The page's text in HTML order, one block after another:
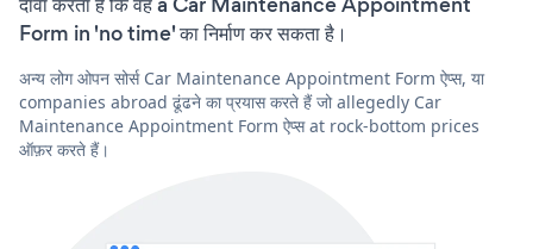
Form in 'no time' का निर्माण कर सकता है।
अन्य लोग ओपन सोर्स Car Maintenance Appointment Form ऐप्स, या
companies abroad ढूंढने का प्रयास करते हैं जो allegedly Car
Maintenance Appointment Form ऐप्स at rock-bottom prices
ऑफ़र करते हैं।